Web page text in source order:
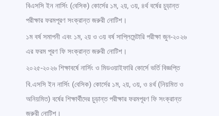
বিএসসি ইন নার্সিং (বেসিক) কোর্সের ১ম, ২য়, ৩য়, ৪র্থ বর্ষের চুড়ান্ত
পরীক্ষার ফরমপূরণ সংক্রান্ত জরুরী নোটিশ।
১ম বর্ষ সমাপনী এবং ১ম, ২য় ও ৩য় বর্ষ সাপ্লিমেন্টারি পরীক্ষা জুন-২০২৬
এর ফরম পূরণ ফি সংক্রান্ত জরুরী নোটিশ।
২০২৫-২০২৬ শিক্ষাবর্ষে নার্সিং ও মিডওয়াইফারি কোর্সে ভর্তি বিজ্ঞপ্তি
বি.এসসি ইন নার্সিং (বেসিক) কোর্সের ১ম, ২য়, ৩য়, ও ৪র্থ (নিয়মিত ও
অনিয়মিত) বর্ষের শিক্ষার্থীদের চুড়ান্ত পরীক্ষার ফরমপূরণ ফি সংক্রান্ত
জরুরী নোটিশ।